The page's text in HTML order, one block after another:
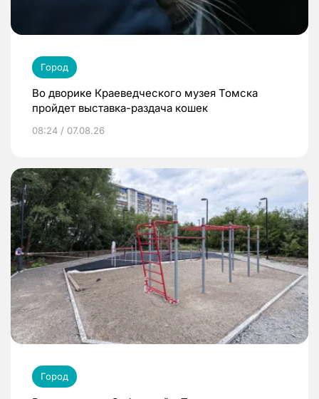
Город
Во дворике Краеведческого музея Томска
пройдет выставка-раздача кошек
08:24 / 07.08.26
Город